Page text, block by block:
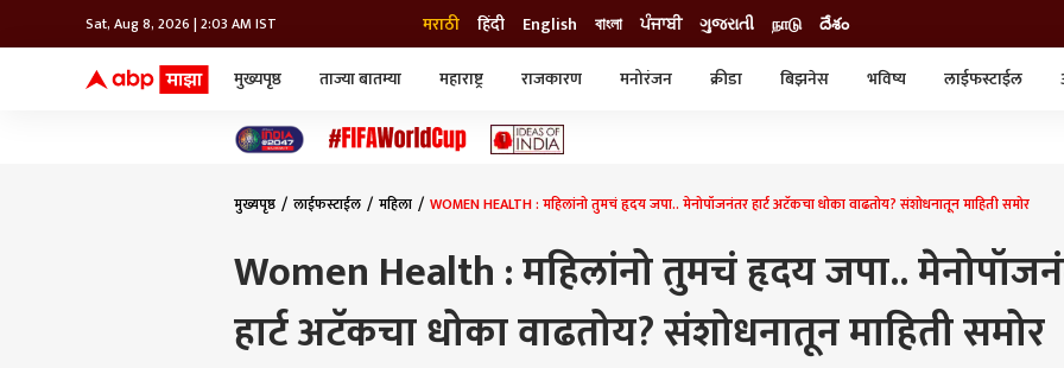
Sat, Aug 8, 2026 | 2:03 AM IST मराठी हिंदी English বাংলা ਪੰਜਾਬੀ ગુજરાતી நாடு దేశం
मुख्यपृष्ठ ताज्या बातम्या महाराष्ट्र राजकारण मनोरंजन क्रीडा बिझनेस भविष्य लाईफस्टाईल
मुख्यपृष्ठ लाईफस्टाईल महिला WOMEN HEALTH : महिलांनो तुमचं हृदय जपा.. मेनोपॉजनंतर हार्ट अटॅकचा धोका वाढतोय? संशोधनातून माहिती समोर
Women Health : महिलांनो तुमचं हृदय जपा..
हार्ट अटॅकचा धोका वाढतोय? संशोधनातून माहिती समोर